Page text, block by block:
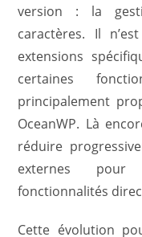
version : la
caractères. Il
extensions
certaines
principalement
OceanWP. Là
réduire
externes pour
fonctionnalités
Cette évolution